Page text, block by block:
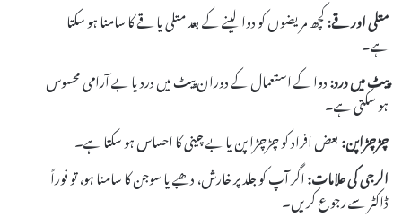
متلی اور قے:کچھ مریضوں کو دوا لینے کے بعد متلی یا قے کا سامنا ہو سکتا
ہے۔
پیٹ میں درد:دوا کے استعمال کے دوران پیٹ میں درد یا بے آرامی محسوس
ہو سکتی ہے۔
چڑچڑاپن:بعض افراد کو چڑچڑا پن یا بے چینی کا احساس ہو سکتا ہے۔
الرجی کی علامات:اگر آپ کو جلد پر خارش، دھبے یا سوجن کا سامنا ہو، تو فوراً
ڈاکٹر سے رجوع کریں۔